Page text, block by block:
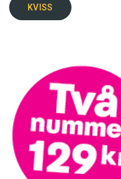
KVISS